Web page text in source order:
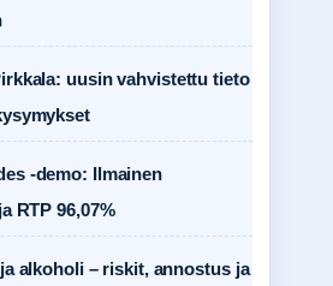
uusin vahvistettu tieto
-demo: Ilmainen
RTP 96,07%
alkoholi – riskit, annostus ja